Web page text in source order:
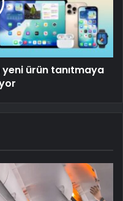
yeni ürün tanıtmaya